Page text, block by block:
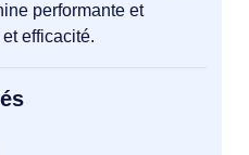
performante et
efficacité.